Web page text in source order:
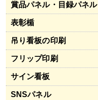
賞品パネル・目録パネル
表彰楯
吊り看板の印刷
フリップ印刷
サイン看板
SNSパネル